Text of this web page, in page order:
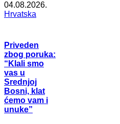
04.08.2026.
Hrvatska
Priveden
zbog poruka:
“Klali smo
vas u
Srednjoj
Bosni, klat
ćemo vam i
unuke”